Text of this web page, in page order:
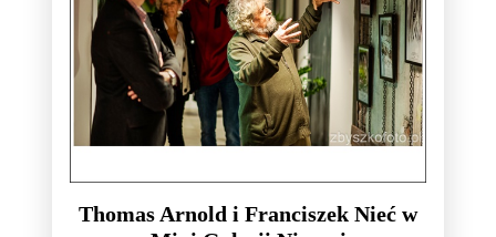
Thomas Arnold i Franciszek Nieć w